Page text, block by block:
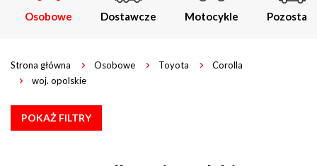
Osobowe Dostawcze Motocykle Pozostałe
Strona główna Osobowe Toyota
Corolla
woj. opolskie
POKAŻ FILTRY